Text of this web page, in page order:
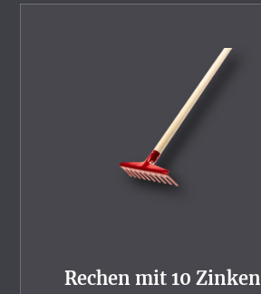
Rechen mit 10 Zinken